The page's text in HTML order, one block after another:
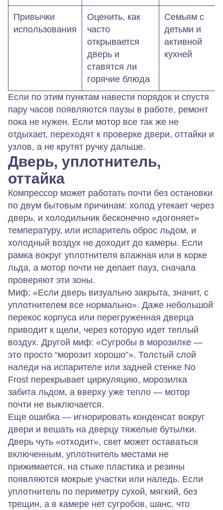
Привычки
использования
Оценить, как
часто
открывается
дверь и
ставятся ли
горячие блюда
Семьям с
детьми и
активной
кухней
Если по этим пунктам навести порядок и спустя
пару часов появляются паузы в работе, ремонт
пока не нужен. Если мотор все так же не
отдыхает, переходят к проверке двери, оттайки и
узлов, а не крутят ручку дальше.
Дверь, уплотнитель,
оттайка
Компрессор может работать почти без остановки
по двум бытовым причинам: холод утекает через
дверь, и холодильник бесконечно «догоняет»
температуру, или испаритель оброс льдом, и
холодный воздух не доходит до камеры. Если
рамка вокруг уплотнителя влажная или в корке
льда, а мотор почти не делает пауз, сначала
проверяют эти зоны.
Миф: «Если дверь визуально закрыта, значит, с
уплотнителем все нормально». Даже небольшой
перекос корпуса или перегруженная дверца
приводит к щели, через которую идет теплый
воздух. Другой миф: «Сугробы в морозилке —
это просто “морозит хорошо”». Толстый слой
наледи на испарителе или задней стенке No
Frost перекрывает циркуляцию, морозилка
забита льдом, а вверху уже тепло — мотор
почти не выключается.
Еще ошибка — игнорировать конденсат вокруг
двери и вешать на дверцу тяжелые бутылки.
Дверь чуть «отходит», свет может оставаться
включенным, уплотнитель местами не
прижимается, на стыке пластика и резины
появляются мокрые участки или наледь. Если
уплотнитель по периметру сухой, мягкий, без
трещин, а в камере нет сугробов, шанс, что